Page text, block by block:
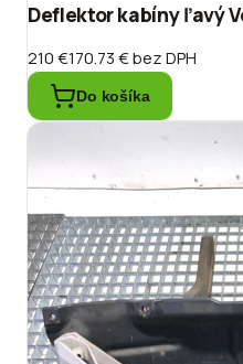
Deflektor kabíny ľavý
210 €170.73 €bez DPH
Do košíka